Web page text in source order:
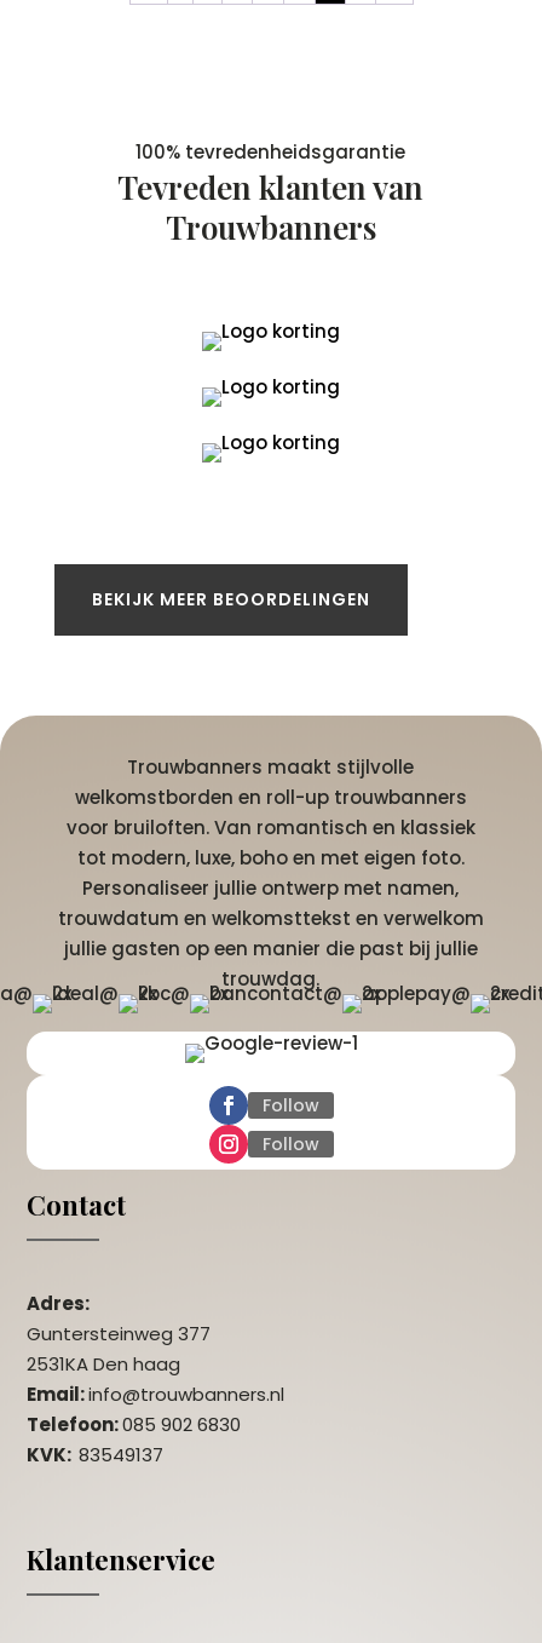
100% tevredenheidsgarantie
Tevreden klanten van
Trouwbanners
BEKIJK MEER BEOORDELINGEN
Trouwbanners maakt stijlvolle
welkomstborden en roll-up trouwbanners
voor bruiloften. Van romantisch en klassiek
tot modern, luxe, boho en met eigen foto.
Personaliseer jullie ontwerp met namen,
trouwdatum en welkomsttekst en verwelkom
jullie gasten op een manier die past bij jullie
trouwdag.
Follow
Follow
Contact
Adres:
Guntersteinweg 377
2531KA Den haag
Email:info@trouwbanners.nl
Telefoon:085 902 6830
KVK:83549137
Klantenservice